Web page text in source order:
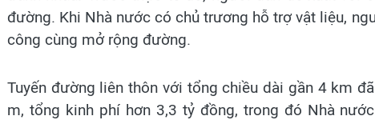
đường. Khi Nhà nước có chủ trương hỗ trợ vật liệu,
công cùng mở rộng đường.
Tuyến đường liên thôn với tổng chiều dài gần 4 km
m, tổng kinh phí hơn 3,3 tỷ đồng, trong đó Nhà